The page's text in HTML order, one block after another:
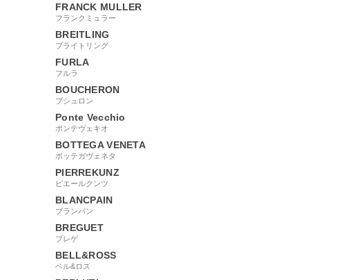
FRANCK MULLER
フランクミュラー
BREITLING
ブライトリング
FURLA
フルラ
BOUCHERON
ブシュロン
Ponte Vecchio
ポンテヴェキオ
BOTTEGA VENETA
ボッテガヴェネタ
PIERREKUNZ
ピエールクンツ
BLANCPAIN
ブランパン
BREGUET
ブレゲ
BELL&ROSS
ベル&ロス